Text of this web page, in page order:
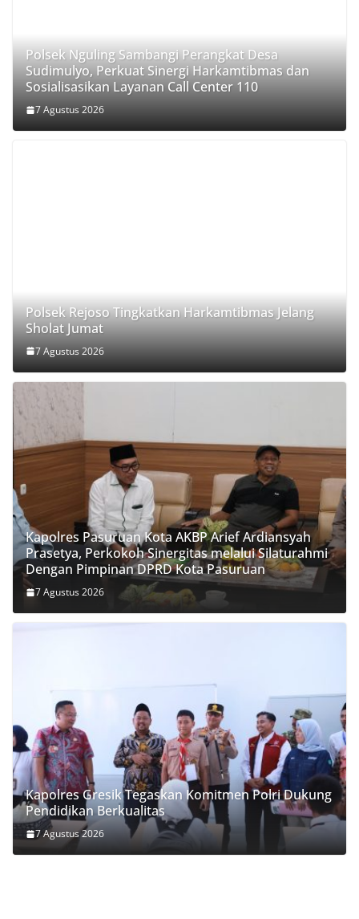
Polsek Nguling Sambangi Perangkat Desa
Sudimulyo, Perkuat Sinergi Harkamtibmas dan
Sosialisasikan Layanan Call Center 110
7 Agustus 2026
Polsek Rejoso Tingkatkan Harkamtibmas Jelang
Sholat Jumat
7 Agustus 2026
Kapolres Pasuruan Kota AKBP Arief Ardiansyah
Prasetya, Perkokoh Sinergitas melalui Silaturahmi
Dengan Pimpinan DPRD Kota Pasuruan
7 Agustus 2026
Kapolres Gresik Tegaskan Komitmen Polri Dukung
Pendidikan Berkualitas
7 Agustus 2026